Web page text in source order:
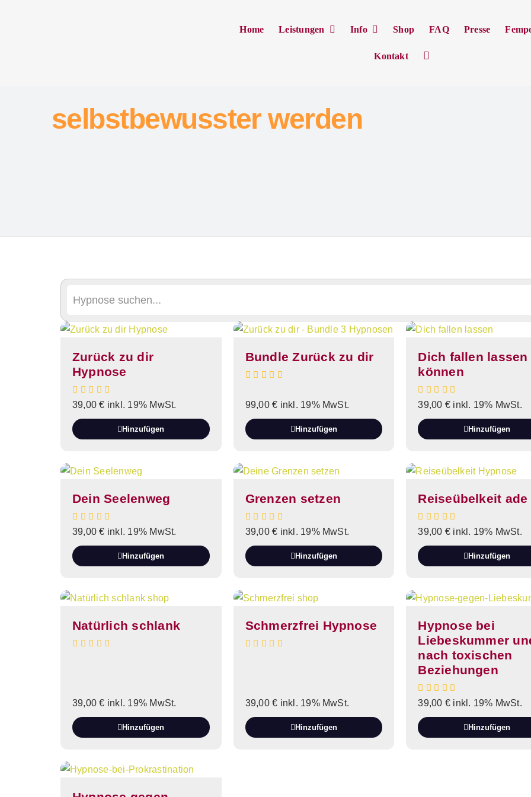
Home Leistungen Info Shop FAQ Presse
Kontakt
selbstbewusster werden
Zurück zu dir
Hypnose
39,00€ inkl. 19% MwSt.
Hinzufügen
Bundle Zurück zu dir
99,00€ inkl. 19% MwSt.
Hinzufügen
Dich fallen lassen
können
39,00 € inkl. 19% MwSt.
Hinzufügen
Dein Seelenweg
39,00€ inkl. 19% MwSt.
Hinzufügen
Grenzen setzen
39,00€ inkl. 19% MwSt.
Hinzufügen
Reiseübelkeit ade
39,00 € inkl. 19% MwSt.
Hinzufügen
Natürlich schlank
39,00€ inkl. 19% MwSt.
Hinzufügen
Schmerzfrei Hypnose
39,00€ inkl. 19% MwSt.
Hinzufügen
Hypnose bei
Liebeskummer
nach toxischen
Beziehungen
39,00 € inkl. 19% MwSt.
Hinzufügen